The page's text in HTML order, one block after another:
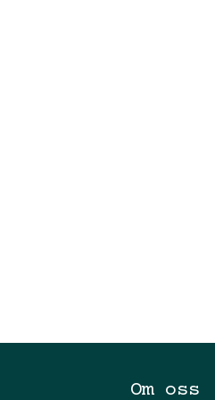
Om oss